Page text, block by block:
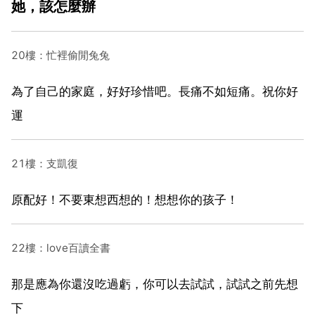
她，該怎麼辦
20樓：忙裡偷閒兔兔
為了自己的家庭，好好珍惜吧。長痛不如短痛。祝你好
運
21樓：支凱復
原配好！不要東想西想的！想想你的孩子！
22樓：love百讀全書
那是應為你還沒吃過虧，你可以去試試，試試之前先想
下